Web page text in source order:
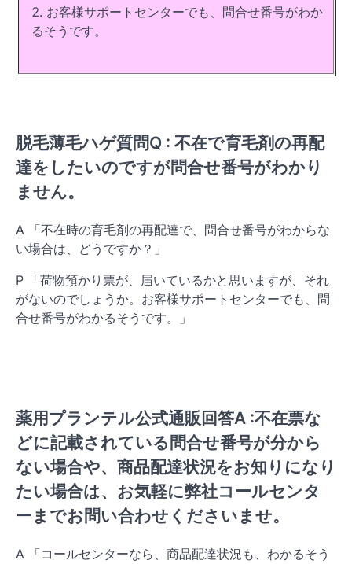
お客様サポートセンターでも、問合せ番号がわか
るそうです。
脱毛薄毛ハゲ質問Q : 不在で育毛剤の再配
達をしたいのですが問合せ番号がわかり
ません。
A 「不在時の育毛剤の再配達で、問合せ番号がわからな
い場合は、どうですか？」
P 「荷物預かり票が、届いているかと思いますが、それ
がないのでしょうか。お客様サポートセンターでも、問
合せ番号がわかるそうです。」
薬用プランテル公式通販回答A :不在票な
どに記載されている問合せ番号が分から
ない場合や、商品配達状況をお知りになり
たい場合は、お気軽に弊社コールセンタ
ーまでお問い合わせくださいませ。
A 「コールセンターなら、商品配達状況も、わかるそう